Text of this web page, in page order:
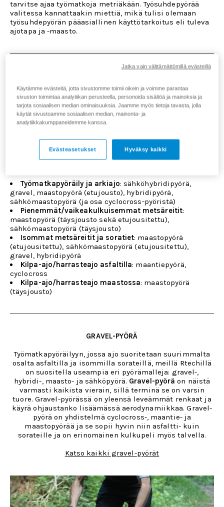
tarvitse ajaa työmatkoja metriäkään. Työsuhdepyörää
valitessa kannattaakin miettiä, mikä tulisi olemaan
työsuhdepyörän pääasiallinen käyttötarkoitus eli tuleva
ajotapa ja -maasto.
TYÖSUHDEPYÖRÄN?
Koska työsuhdepyörä ei ole tarkoitettu pelkästään
työajoja varten, kannattaa jo etukäteen miettiä mieluisin
ajomaasto, jossa mahdollisesti tulisit ajamaan. Tämä
sinulle olisi sopivin.
Eri pyörämallien soveltuvuudet eri ajotapoihin ja
Työmatkapyöräily ja arkiajo: sähköhybridipyörä,
gravel, maastopyörä (etujousto), hybridipyörä,
sähkömaastopyörä (ja osa cyclocross-pyöristä)
Pienemmät/vaikeakulkuisemmat metsäreitit:
maastopyörä (täysjousto sekä etujousitettu),
sähkömaastopyörä (täysjousto)
Isommat metsäreitit ja soratiet: maastopyörä
(etujousitettu), sähkömaastopyörä (etujousitettu),
gravel, hybridipyörä
Kilpa-ajo/harrasteajo asfaltilla: maantiepyörä,
cyclocross
Kilpa-ajo/harrasteajo maastossa: maastopyörä
(täysjousto)
GRAVEL-PYÖRÄ
Työmatkapyöräilyyn, jossa ajo suoritetaan suurimmalta
osalta asfaltilla ja isommilla sorateillä, meillä Rtechillä
on suositella useampia eri pyörämalleja: gravel-,
hybridi-, maasto- ja sähköpyörä. Gravel-pyörä on näistä
varmasti kaikista vierain, sillä terminä se on varsin
tuore. Gravel-pyörässä on yleensä leveämmät renkaat ja
käyrä ohjaustanko lisäämässä aerodynamiikkaa. Gravel-
pyörä on yhdistelmä cyclocross-, maantie- ja
maastopyörää ja se sopii hyvin niin asfaltti- kuin
sorateille ja on erinomainen kulkupeli myös talvella.
Katso kaikki gravel-pyörät
Käytämme evästeitä, jotta sivustomme toimii oikein ja voimme parantaa
sivuston toimintaa analytiikan perusteella, personoida sisältöä ja mainoksia ja
tarjota sosiaalisen median ominaisuuksia. Jaamme myös tietoja tavasta, jolla
käytät sivustoamme sosiaalisen median, mainonta- ja
analytiikkakumppaneidemme kanssa.
Hyväksy kaikki
Evästeasetukset
Jatka vain välttämättömillä evästeillä